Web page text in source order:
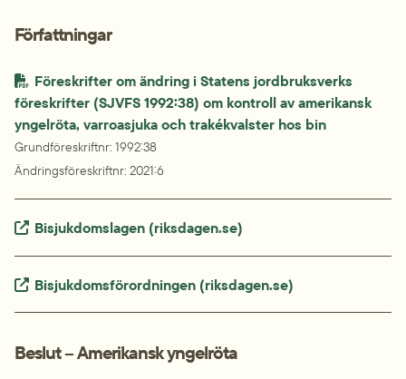
Författningar
Föreskrifter om ändring i Statens jordbruksverks
föreskrifter (SJVFS 1992:38) om kontroll av amerikansk
Grundföreskriftnr: 1992:38
Ändringsföreskriftnr: 2021:6
Extern länk.
Bisjukdomslagen (riksdagen.se)
Extern länk.
Bisjukdomsförordningen (riksdagen.se)
Beslut – Amerikansk yngelröta